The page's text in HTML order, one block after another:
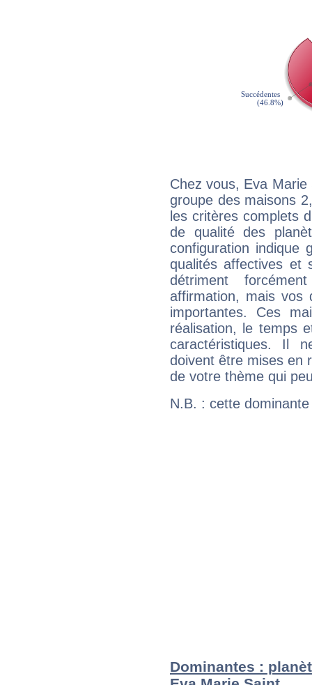
Chez vous, Eva
groupe des maisons
les critères complets
de qualité des
configuration indique
qualités affectives et
détriment
affirmation, mais
importantes. Ces
réalisation, le temps
caractéristiques. Il
doivent être mises en
de votre thème qui
N.B. : cette
Dominantes :